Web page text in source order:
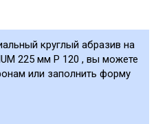
круглый абразив на
225 мм P 120 , вы можете
или заполнить форму